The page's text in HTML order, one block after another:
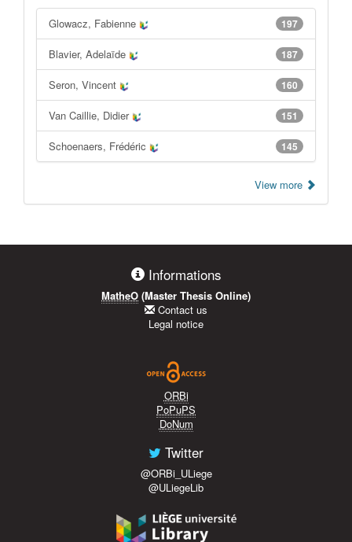
197
Glowacz, Fabienne
187
Blavier, Adelaïde
160
Seron, Vincent
151
Van Caillie, Didier
145
Schoenaers, Frédéric
View more
Informations
MatheO (Master Thesis Online)
Contact us
Legal notice
ORBi
PoPuPS
DoNum
Twitter
@ORBi_ULiege
@ULiegeLib